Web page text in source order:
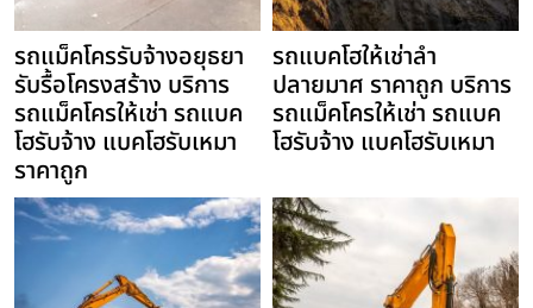
รถแม็คโครรับจ้างอยุธยา
รับรื้อโครงสร้าง บริการ
รถแม็คโครให้เช่า รถแบค
โฮรับจ้าง แบคโฮรับเหมา
ราคาถูก
รถแบคโฮให้เช่าลำ
ปลายมาศ ราคาถูก บริการ
รถแม็คโครให้เช่า รถแบค
โฮรับจ้าง แบคโฮรับเหมา